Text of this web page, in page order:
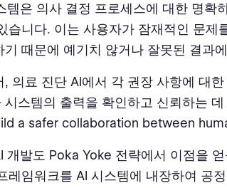
템은 의사 결정 프로세스에 대한 명확
습니다. 이는 사용자가 잠재적인 문제
기 때문에 예기치 않거나 잘못된 결과
, 의료 진단 AI에서 각 권장 사항에 대
시스템의 출력을 확인하고 신뢰하는
a safer collaboration between
개발도 Poka Yoke 전략에서 이점을
레임워크를 AI 시스템에 내장하여 공